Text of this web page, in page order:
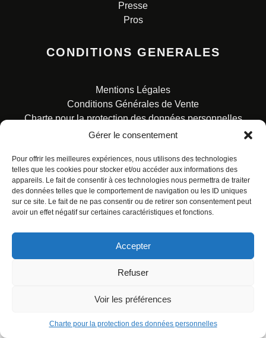
Gérer le consentement
Pour offrir les meilleures expériences, nous utilisons des technologies
telles que les cookies pour stocker et/ou accéder aux informations des
appareils. Le fait de consentir à ces technologies nous permettra de traiter
des données telles que le comportement de navigation ou les ID uniques
sur ce site. Le fait de ne pas consentir ou de retirer son consentement peut
avoir un effet négatif sur certaines caractéristiques et fonctions.
Accepter
Refuser
Voir les préférences
Charte pour la protection des données personnelles
Presse
Pros
CONDITIONS GENERALES
Mentions Légales
Conditions Générales de Vente
Charte pour la protection des données personnelles
© ALL RIGHTS RESERVED. URBAN COMICS POUR LES
ÉDITIONS FRANÇAISES.